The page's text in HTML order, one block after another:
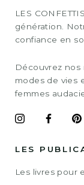
LES
génération.
confiance en
Découvrez
modes de vies
femmes
LES
Les livres pour